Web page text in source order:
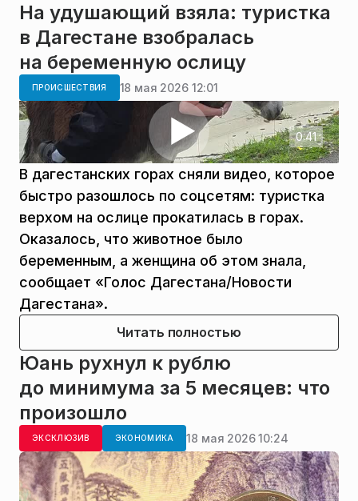
На удушающий взяла: туристка
в Дагестане взобралась
на беременную ослицу
ПРОИСШЕСТВИЯ 18 мая 2026 12:01
0:41
В дагестанских горах сняли видео, которое
быстро разошлось по соцсетям: туристка
верхом на ослице прокатилась в горах.
Оказалось, что животное было
беременным, а женщина об этом знала,
сообщает «Голос Дагестана/Новости
Дагестана».
Читать полностью
Юань рухнул к рублю
до минимума за 5 месяцев: что
произошло
ЭКСКЛЮЗИВ ЭКОНОМИКА 18 мая 2026 10:24